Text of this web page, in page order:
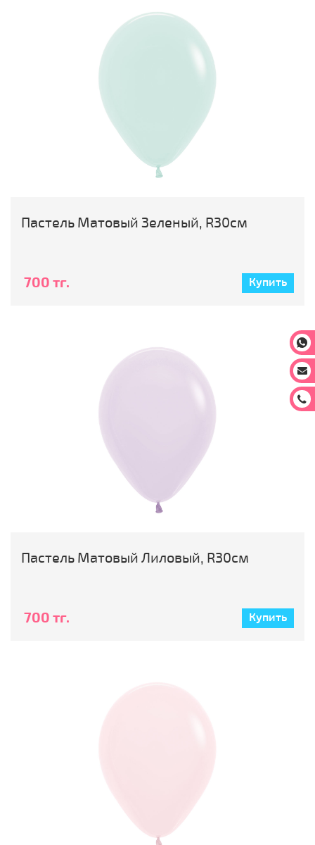
Пастель Матовый Зеленый, R30см
700 тг. Купить
Пастель Матовый Лиловый, R30см
700 тг. Купить